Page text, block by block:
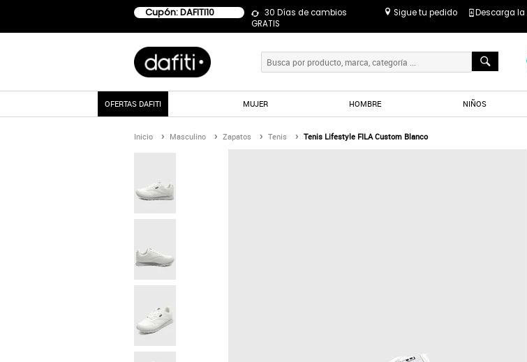
Cupón: DAFITI10
30 Días de cambios
GRATIS
Sigue tu pedido Descarga la
OFERTAS DAFITI MUJER HOMBRE NIÑOS
Inicio Masculino Zapatos Tenis Tenis Lifestyle FILA Custom Blanco